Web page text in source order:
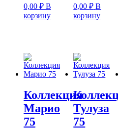
0,00 ₽ В
корзину
0,00₽ В
корзину
Коллекция
Марио
75
Тулуза
75